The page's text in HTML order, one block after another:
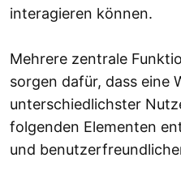
interagieren können.
Mehrere zentrale
sorgen dafür, dass eine
unterschiedlichster
folgenden Elementen
und